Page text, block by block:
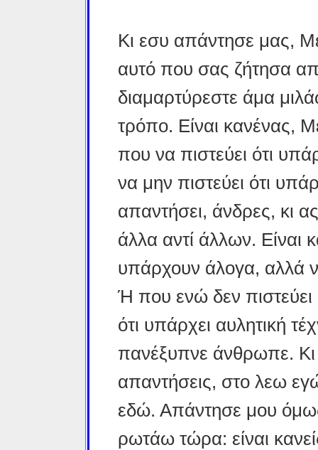
Κι εσυ απάντησε μας,
αυτό που σας ζήτησα
διαμαρτύρεστε άμα
τρόπο. Είναι κανένας,
που να πιστεύει ότι
να μην πιστεύει ότι
απαντήσει, άνδρες, κι
άλλα αντί άλλων. Είναι
υπάρχουν άλογα, αλλά
Ή που ενώ δεν πιστεύει
ότι υπάρχει αυλητική
πανέξυπνε άνθρωπε. Κι
απαντήσεις, στο λεω
εδώ. Απάντησε μου
ρωτάω τώρα: είναι